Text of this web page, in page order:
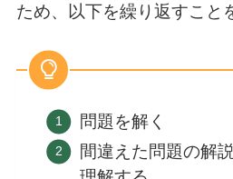
ため、以下を繰り返すこと
問題を解く
間違えた問題の解